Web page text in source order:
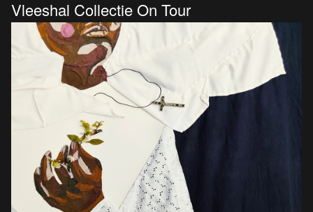
Vleeshal Collectie On Tour